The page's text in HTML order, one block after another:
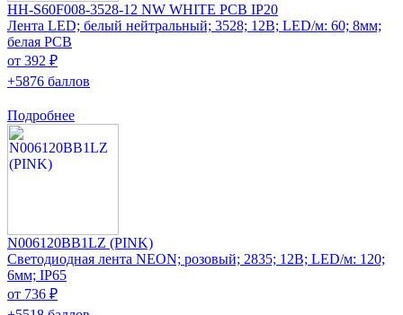
HH-S60F008-3528-12 NW WHITE PCB IP20
Лента LED; белый нейтральный; 3528; 12В; LED/м: 60; 8мм;
белая PCB
от 392 ₽
+5876 баллов
Подробнее
N006120BB1LZ (PINK)
Светодиодная лента NEON; розовый; 2835; 12В; LED/м: 120;
6мм; IP65
от 736 ₽